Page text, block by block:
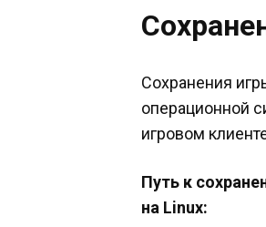
Сохранения
операционной
игровом
Путь к
на Linux: